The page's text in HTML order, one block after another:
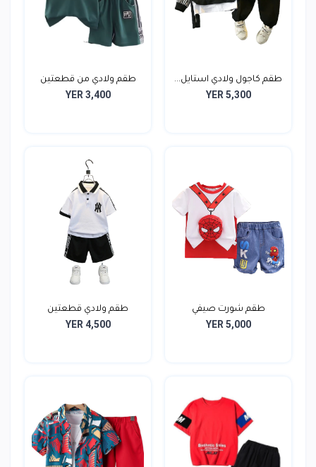
طقم كاجول ولادي استايل...
YER 5,300
طقم ولادي من قطعتين
YER 3,400
طقم شورت صيفي
سبيدرمان
YER 5,000
طقم ولادي قطعتين
YER 4,500